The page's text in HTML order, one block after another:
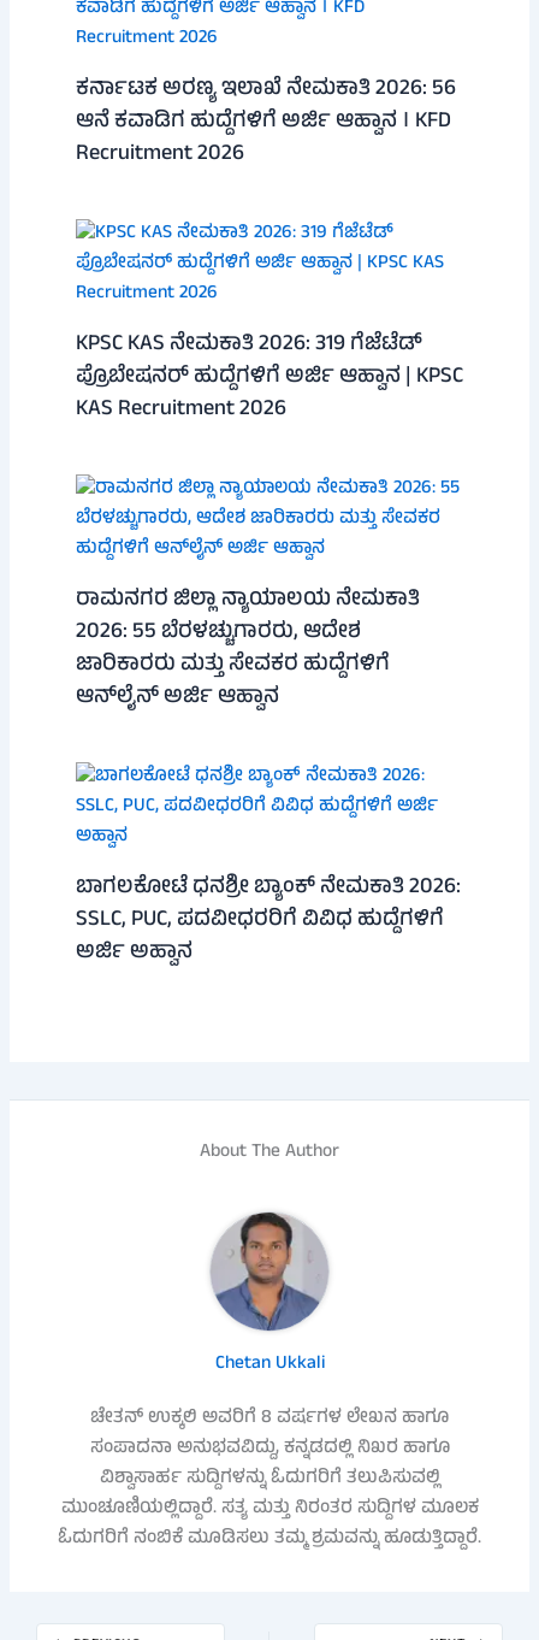
ಕರ್ನಾಟಕ ಅರಣ್ಯ ಇಲಾಖೆ ನೇಮಕಾತಿ 2026: 56
ಆನೆ ಕವಾಡಿಗ ಹುದ್ದೆಗಳಿಗೆ ಅರ್ಜಿ ಆಹ್ವಾನ । KFD
Recruitment 2026
KPSC KAS ನೇಮಕಾತಿ 2026: 319 ಗೆಜೆಟೆಡ್
ಪ್ರೊಬೇಷನರ್ ಹುದ್ದೆಗಳಿಗೆ ಅರ್ಜಿ ಆಹ್ವಾನ | KPSC
KAS Recruitment 2026
ರಾಮನಗರ ಜಿಲ್ಲಾ ನ್ಯಾಯಾಲಯ ನೇಮಕಾತಿ
2026: 55 ಬೆರಳಚ್ಚುಗಾರರು, ಆದೇಶ
ಜಾರಿಕಾರರು ಮತ್ತು ಸೇವಕರ ಹುದ್ದೆಗಳಿಗೆ
ಆನ್‌ಲೈನ್ ಅರ್ಜಿ ಆಹ್ವಾನ
ಬಾಗಲಕೋಟೆ ಧನಶ್ರೀ ಬ್ಯಾಂಕ್ ನೇಮಕಾತಿ 2026:
SSLC, PUC, ಪದವೀಧರರಿಗೆ ವಿವಿಧ ಹುದ್ದೆಗಳಿಗೆ
ಅರ್ಜಿ ಅಹ್ವಾನ
About The Author
Chetan Ukkali
ಚೇತನ್ ಉಕ್ಕಲಿ ಅವರಿಗೆ 8 ವರ್ಷಗಳ ಲೇಖನ ಹಾಗೂ
ಸಂಪಾದನಾ ಅನುಭವವಿದ್ದು, ಕನ್ನಡದಲ್ಲಿ ನಿಖರ ಹಾಗೂ
ವಿಶ್ವಾಸಾರ್ಹ ಸುದ್ದಿಗಳನ್ನು ಓದುಗರಿಗೆ ತಲುಪಿಸುವಲ್ಲಿ
ಮುಂಚೂಣಿಯಲ್ಲಿದ್ದಾರೆ. ಸತ್ಯ ಮತ್ತು ನಿರಂತರ ಸುದ್ದಿಗಳ ಮೂಲಕ
ಓದುಗರಿಗೆ ನಂಬಿಕೆ ಮೂಡಿಸಲು ತಮ್ಮ ಶ್ರಮವನ್ನು ಹೂಡುತ್ತಿದ್ದಾರೆ.